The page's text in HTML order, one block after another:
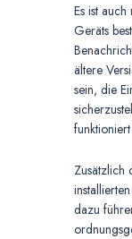
Es ist
Geräts
ältere
sein, die
Zusätzlich
dazu